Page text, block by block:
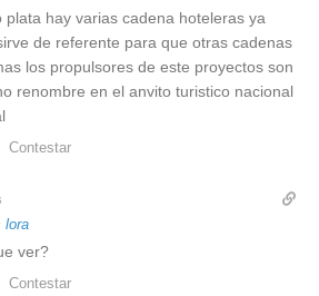
plata hay varias cadena hoteleras ya
de referente para que otras cadenas
los propulsores de este proyectos son
renombre en el anvito turistico nacional
Contestar
lora
ver?
Contestar